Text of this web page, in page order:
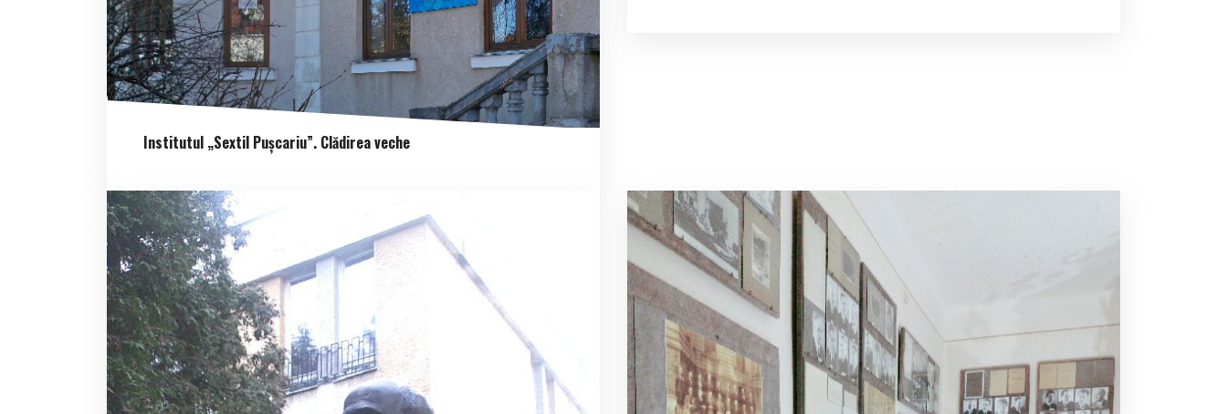
Institutul „Sextil Pușcariu”. Clădirea veche